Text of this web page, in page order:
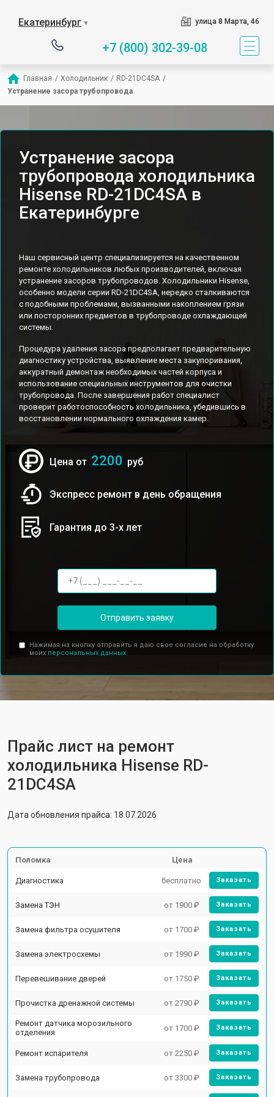
Екатеринбург ▼ улица 8 Марта, 46
+7 (800) 302-39-08
Главная / Холодильник / RD-21DC4SA /
Устранение засора трубопровода
Устранение засора
трубопровода холодильника
Hisense RD-21DC4SA в
Екатеринбурге
Наш сервисный центр специализируется на качественном
ремонте холодильников любых производителей, включая
устранение засоров трубопроводов. Холодильники Hisense,
особенно модели серии RD-21DC4SA, нередко сталкиваются
с подобными проблемами, вызванными накоплением грязи
или посторонних предметов в трубопроводе охлаждающей
системы.
Процедура удаления засора предполагает предварительную
диагностику устройства, выявление места закупоривания,
аккуратный демонтаж необходимых частей корпуса и
использование специальных инструментов для очистки
трубопровода. После завершения работ специалист
проверит работоспособность холодильника, убедившись в
восстановлении нормального охлаждения камер.
Цена от 2200 руб
Экспресс ремонт в день обращения
Гарантия до 3-х лет
Отправить заявку
Нажимая на кнопку отправить я даю свое согласие на обработку
моих персональных данных.
Прайс лист на ремонт
холодильника Hisense RD-
21DC4SA
Дата обновления прайса: 18.07.2026
Поломка Цена
Диагностика бесплатно Заказать
Замена ТЭН от 1900 ₽ Заказать
Замена фильтра осушителя от 1700 ₽ Заказать
Замена электросхемы от 1990 ₽ Заказать
Перевешивание дверей от 1750 ₽ Заказать
Прочистка дренажной системы от 2790 ₽ Заказать
Ремонт датчика морозильного
отделения
от 1700 ₽ Заказать
Ремонт испарителя от 2250 ₽ Заказать
Замена трубопровода от 3300 ₽ Заказать